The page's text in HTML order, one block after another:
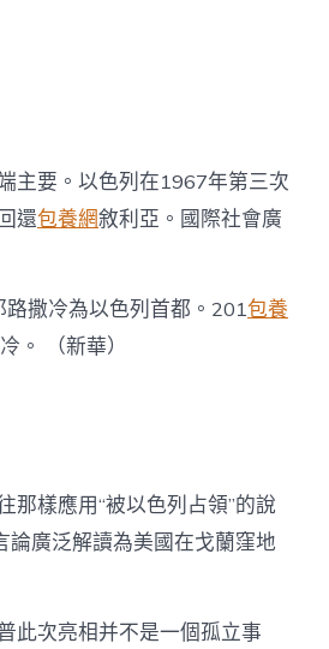
主要。以色列在1967年第三次
還包養網敘利亞。國際社會廣
撒冷為以色列首都。201包養
。 （新華）
樣應用“被以色列占領”的說
論廣泛解讀為美國在戈蘭窪地
此次亮相并不是一個孤立事